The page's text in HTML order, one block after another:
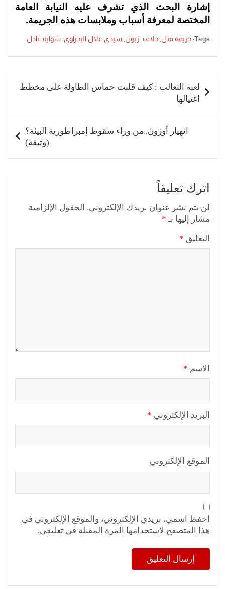
إشارة البحث الذي تشرف عليه النيابة العامة
المختصة لمعرفة أسباب وملابسات هذه الجريمة.
Tags: جريمة قتل, خلاف, زبون, سيدي علال البحراوي, شواية, نادل
المقالاتلعبة الثعالب : كيف قلبت حماس الطاولة على مخطط
اغتيالها
انهيار أوزون..من وراء سقوط إمبراطورية البيئة؟
(وثيقة)
اترك تعليقاً
لن يتم نشر عنوان بريدك الإلكتروني. الحقول الإلزامية
مشار إليها بـ *
التعليق *
الاسم *
البريد الإلكتروني *
الموقع الإلكتروني
احفظ اسمي، بريدي الإلكتروني، والموقع الإلكتروني في
هذا المتصفح لاستخدامها المرة المقبلة في تعليقي.